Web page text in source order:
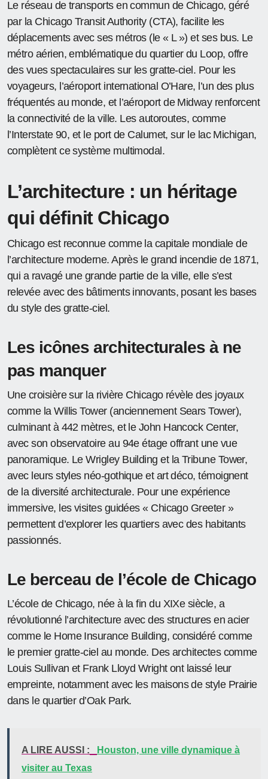
Le réseau de transports en commun de Chicago, géré
par la Chicago Transit Authority (CTA), facilite les
déplacements avec ses métros (le « L ») et ses bus. Le
métro aérien, emblématique du quartier du Loop, offre
des vues spectaculaires sur les gratte-ciel. Pour les
voyageurs, l’aéroport international O’Hare, l’un des plus
fréquentés au monde, et l’aéroport de Midway renforcent
la connectivité de la ville. Les autoroutes, comme
l’Interstate 90, et le port de Calumet, sur le lac Michigan,
complètent ce système multimodal.
L’architecture : un héritage
qui définit Chicago
Chicago est reconnue comme la capitale mondiale de
l’architecture moderne. Après le grand incendie de 1871,
qui a ravagé une grande partie de la ville, elle s’est
relevée avec des bâtiments innovants, posant les bases
du style des gratte-ciel.
Les icônes architecturales à ne
pas manquer
Une croisière sur la rivière Chicago révèle des joyaux
comme la Willis Tower (anciennement Sears Tower),
culminant à 442 mètres, et le John Hancock Center,
avec son observatoire au 94e étage offrant une vue
panoramique. Le Wrigley Building et la Tribune Tower,
avec leurs styles néo-gothique et art déco, témoignent
de la diversité architecturale. Pour une expérience
immersive, les visites guidées « Chicago Greeter »
permettent d’explorer les quartiers avec des habitants
passionnés.
Le berceau de l’école de Chicago
L’école de Chicago, née à la fin du XIXe siècle, a
révolutionné l’architecture avec des structures en acier
comme le Home Insurance Building, considéré comme
le premier gratte-ciel au monde. Des architectes comme
Louis Sullivan et Frank Lloyd Wright ont laissé leur
empreinte, notamment avec les maisons de style Prairie
dans le quartier d’Oak Park.
A LIRE AUSSI :
Houston, une ville dynamique à
visiter au Texas